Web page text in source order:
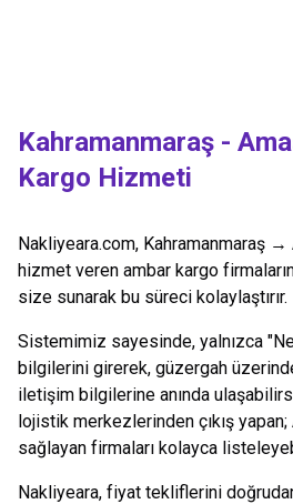
Kahramanmaraş -
Kargo Hizmeti
Nakliyeara.com, Kahramanmaraş →
hizmet veren ambar kargo
size sunarak bu süreci kolaylaştırır.
Sistemimiz sayesinde, yalnızca
bilgilerini girerek, güzergah
iletişim bilgilerine anında
lojistik merkezlerinden çıkış yapan;
sağlayan firmaları kolayca
Nakliyeara, fiyat tekliflerini